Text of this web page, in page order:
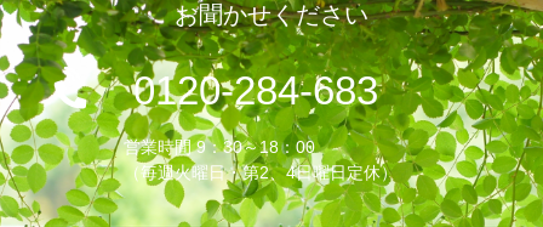
お聞かせください
0120-284-683
営業時間 9：30～18：00
（毎週火曜日・第2、4日曜日定休）